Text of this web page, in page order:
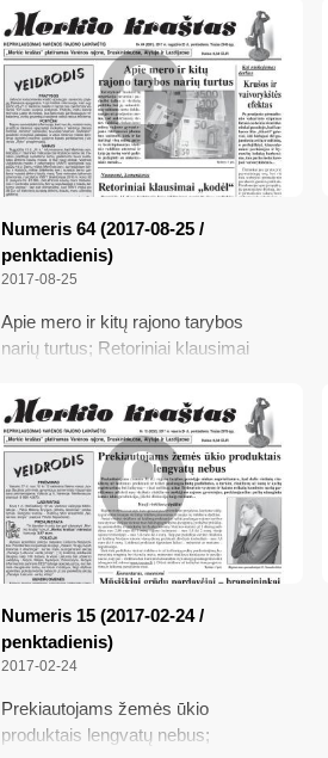
seksualinį priekabiavimą; Šiai dienai
– tik tokios galimybės; Prašo
atpažinti
Numeris 64 (2017-08-25 /
penktadienis)
2017-08-25
Apie mero ir kitų rajono tarybos
narių turtus; Retoriniai klausimai
grikių kontrolė; Laikai pasikeitė;
Krušos ir vaivorykštės efektas
Numeris 15 (2017-02-24 /
penktadienis)
2017-02-24
Prekiautojams žemės ūkio
produktais lengvatų nebus;